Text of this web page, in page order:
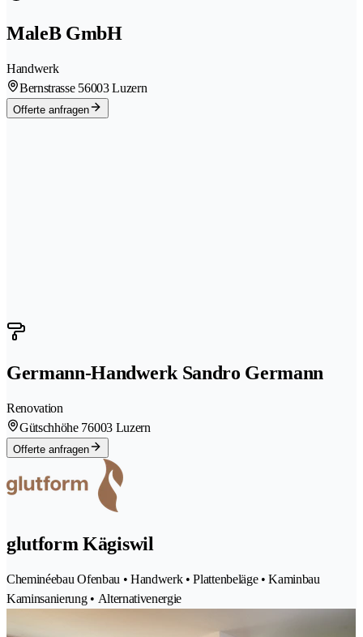
MaleB GmbH
Handwerk
Bernstrasse 56003 Luzern
Offerte anfragen
Germann-Handwerk Sandro Germann
Renovation
Gütschhöhe 76003 Luzern
Offerte anfragen
glutform Kägiswil
Cheminéebau Ofenbau • Handwerk • Plattenbeläge • Kaminbau
Kaminsanierung • Alternativenergie